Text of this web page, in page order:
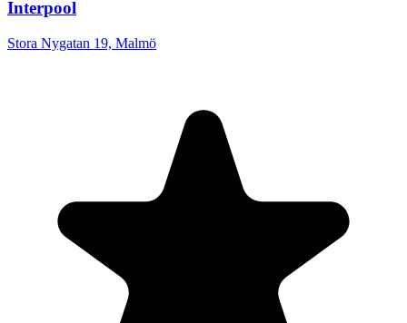
Interpool
Stora Nygatan 19, Malmö